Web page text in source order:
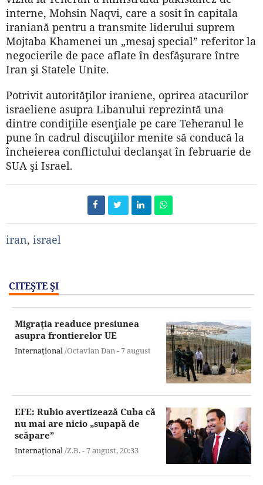
interne, Mohsin Naqvi, care a sosit în capitala
iraniană pentru a transmite liderului suprem
Mojtaba Khamenei un „mesaj special” referitor la
negocierile de pace aflate în desfăşurare între
Iran şi Statele Unite.
Potrivit autorităţilor iraniene, oprirea atacurilor
israeliene asupra Libanului reprezintă una
dintre condiţiile esenţiale pe care Teheranul le
pune în cadrul discuţiilor menite să conducă la
încheierea conflictului declanşat în februarie de
SUA şi Israel.
iran, israel
CITEŞTE ŞI
Migraţia readuce presiunea
asupra frontierelor UE
Internaţional/Octavian Dan -7 august
EFE: Rubio avertizează Cuba că
nu mai are nicio „supapă de
scăpare”
Internaţional/Z.B. -7 august,20:33